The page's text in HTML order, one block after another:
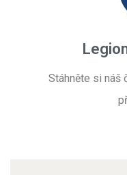
Stáhněte si náš